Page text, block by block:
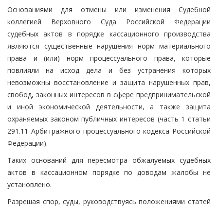
Основаниями для отмены или изменения Судебной
коллегией Верховного Суда Российской Федерации
судебных актов в порядке кассационного производства
являются существенные нарушения норм материального
права и (или) норм процессуального права, которые
повлияли на исход дела и без устранения которых
невозможны восстановление и защита нарушенных прав,
свобод, законных интересов в сфере предпринимательской
и иной экономической деятельности, а также защита
охраняемых законом публичных интересов (часть 1 статьи
291.11 Арбитражного процессуального кодекса Российской
Федерации).
Таких оснований для пересмотра обжалуемых судебных
актов в кассационном порядке по доводам жалобы не
установлено.
Разрешая спор, суды, руководствуясь положениями статей